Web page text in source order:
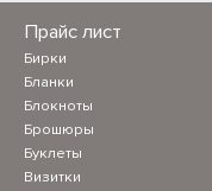
Прайс лист
Бирки
Бланки
Блокноты
Брошюры
Буклеты
Визитки